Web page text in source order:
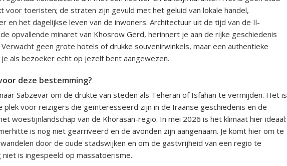
voor toeristen; de straten zijn gevuld met het geluid van lokale handel,
en het dagelijkse leven van de inwoners. Architectuur uit de tijd van de Il-
opvallende minaret van Khosrow Gerd, herinnert je aan de rijke geschiedenis
geen grote hotels of drukke souvenirwinkels, maar een authentieke
als bezoeker echt op jezelf bent aangewezen.
deze bestemming?
Sabzevar om de drukte van steden als Teheran of Isfahan te vermijden. Het is
plek voor reizigers die geïnteresseerd zijn in de Iraanse geschiedenis en de
woestijnlandschap van de Khorasan-regio. In mei 2026 is het klimaat hier ideaal:
is nog niet gearriveerd en de avonden zijn aangenaam. Je komt hier om te
door de oude stadswijken en om de gastvrijheid van een regio te
niet is ingespeeld op massatoerisme.